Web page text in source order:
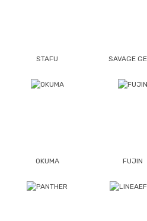
STAFU SAVAGE
OKUMA FUJIN